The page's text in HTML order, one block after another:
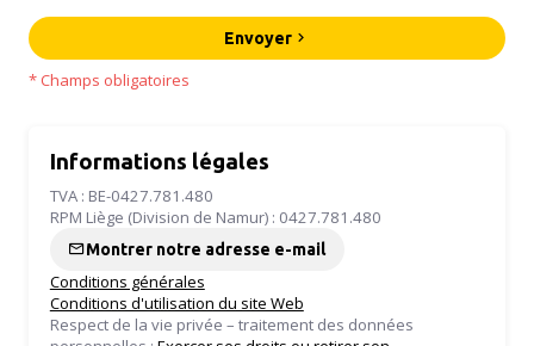
Envoyer
* Champs obligatoires
Informations légales
TVA : BE-0427.781.480
RPM Liège (Division de Namur) : 0427.781.480
Montrer notre adresse e-mail
Conditions générales
Conditions d'utilisation du site Web
Respect de la vie privée – traitement des données